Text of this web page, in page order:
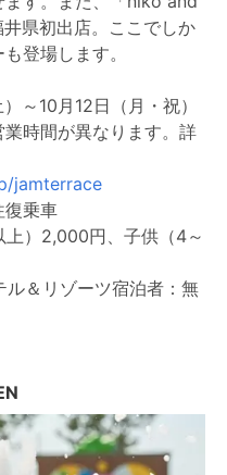
県初出店。ここでしか
登場します。
～10月12日（月・祝）
業時間が異なります。詳
jamterrace
復乗車
2,000円、子供（4～
リゾーツ宿泊者：無